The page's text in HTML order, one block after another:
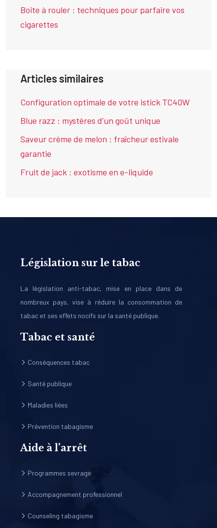
Boite à rouler : techniques pour parfaire vos
cigarettes
Articles similaires
Configuration optimale de votre istick TC40W
Blue razz : mystères d’un goût unique
Saveur crème de melon : fraîcheur estivale
garantie
Fruit de jack : exotisme en e-liquide
Législation sur le tabac
La législation anti-tabac, mise en place dans de
nombreux pays, vise à réduire la consommation de
tabac et ses effets nocifs sur la santé publique.
Tabac et santé
Conséquences tabac
Santé publique
Maladies liées
Prévention tabagisme
Aide à l’arrêt
Programmes sevrage
Accompagnement professionnel
Counseling tabagisme